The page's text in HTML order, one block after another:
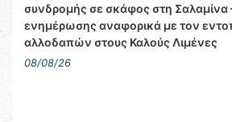
συνδρομής σε σκάφος στη Σαλαμίνα
ενημέρωσης αναφορικά με τον
αλλοδαπών στους Καλούς Λιμένες
08/08/26